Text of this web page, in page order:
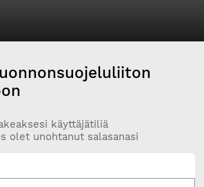
käyttäjätiliä
olet unohtanut salasanasi